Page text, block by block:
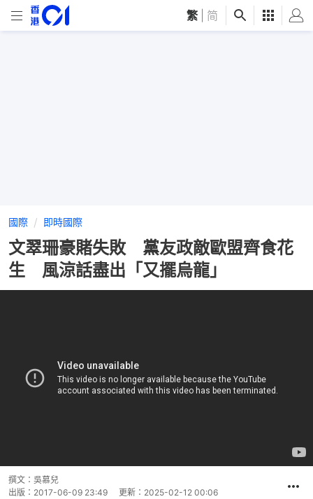
繁 简
國際 即時國際
文翠珊豪賭失敗 黨友政敵歐盟齊食花
生 風涼話盡出「又擺烏龍」
撰文： 吳慕兒
出版： 2017-06-09 23:49 更新： 2025-02-12 00:06